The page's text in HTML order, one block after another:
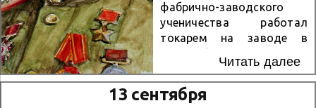
фабрично-заводского
ученичества работал
токарем на заводе в
году Осипов был призван
на службу в Рабоче-
крестьянскую Красную
Читать далее
13 сентября